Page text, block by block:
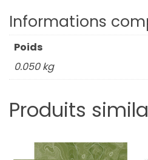
Informations
Poids
0.050 kg
Produits